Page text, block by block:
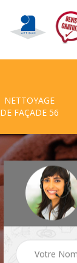
NETTOYAGE
DE FAÇADE 56